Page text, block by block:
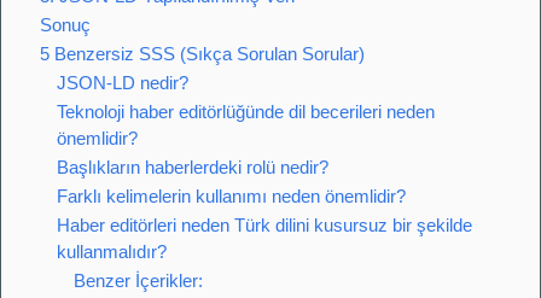
Sonuç
5 Benzersiz SSS (Sıkça Sorulan Sorular)
JSON-LD nedir?
Teknoloji haber editörlüğünde dil becerileri neden
önemlidir?
Başlıkların haberlerdeki rolü nedir?
Farklı kelimelerin kullanımı neden önemlidir?
Haber editörleri neden Türk dilini kusursuz bir şekilde
kullanmalıdır?
Benzer İçerikler: